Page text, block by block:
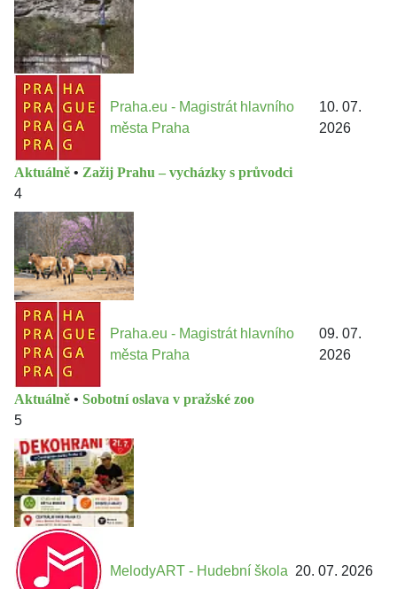
Praha.eu - Magistrát hlavního
města Praha
10. 07.
2026
Aktuálně • Zažij Prahu – vycházky s průvodci
4
Praha.eu - Magistrát hlavního
města Praha
09. 07.
2026
Aktuálně • Sobotní oslava v pražské zoo
5
MelodyART - Hudební škola 20. 07. 2026